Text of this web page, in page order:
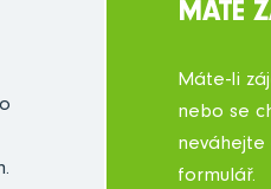
MÁTE
Máte-li
nebo se
formulář.